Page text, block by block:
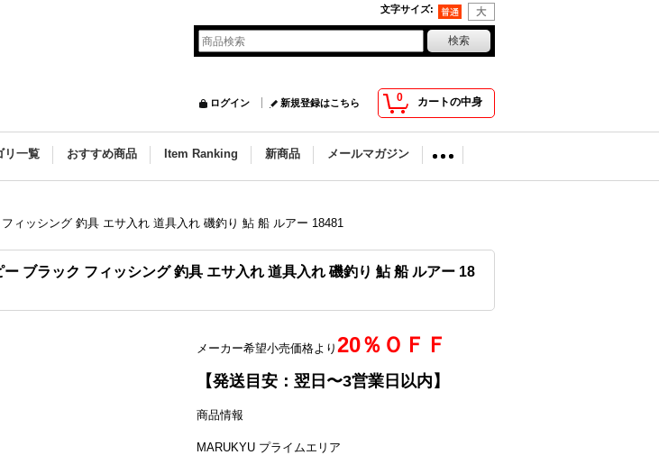
文字サイズ:
0 カートの中身
ログイン 新規登録はこちら
リ一覧 おすすめ商品 Item Ranking 新商品 メールマガジン
ィッシング 釣具 エサ入れ 道具入れ 磯釣り 鮎 船 ルアー 18481
ブラック フィッシング 釣具 エサ入れ 道具入れ 磯釣り 鮎 船 ルアー 18
メーカー希望小売価格より 20％ＯＦＦ
【発送目安：翌日〜3営業日以内】
商品情報
MARUKYU プライムエリア